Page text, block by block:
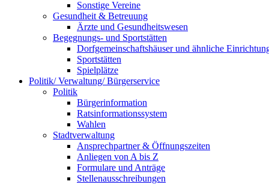
Sonstige Vereine
Gesundheit & Betreuung
Ärzte und Gesundheitswesen
Begegnungs- und Sportstätten
Dorfgemeinschaftshäuser und ähnliche
Sportstätten
Spielplätze
Politik/ Verwaltung/ Bürgerservice
Politik
Bürgerinformation
Ratsinformationssystem
Wahlen
Stadtverwaltung
Ansprechpartner & Öffnungszeiten
Anliegen von A bis Z
Formulare und Anträge
Stellenausschreibungen